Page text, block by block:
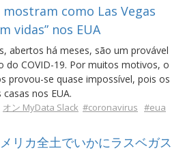
como Las Vegas
vidas” nos EUA
abertos há meses, são um provável
do COVID-19. Por muitos motivos, o
provou-se quase impossível, pois os
nos EUA.
オン MyData Slack #coronavirus #eua
リカ全土でいかにラスベガス